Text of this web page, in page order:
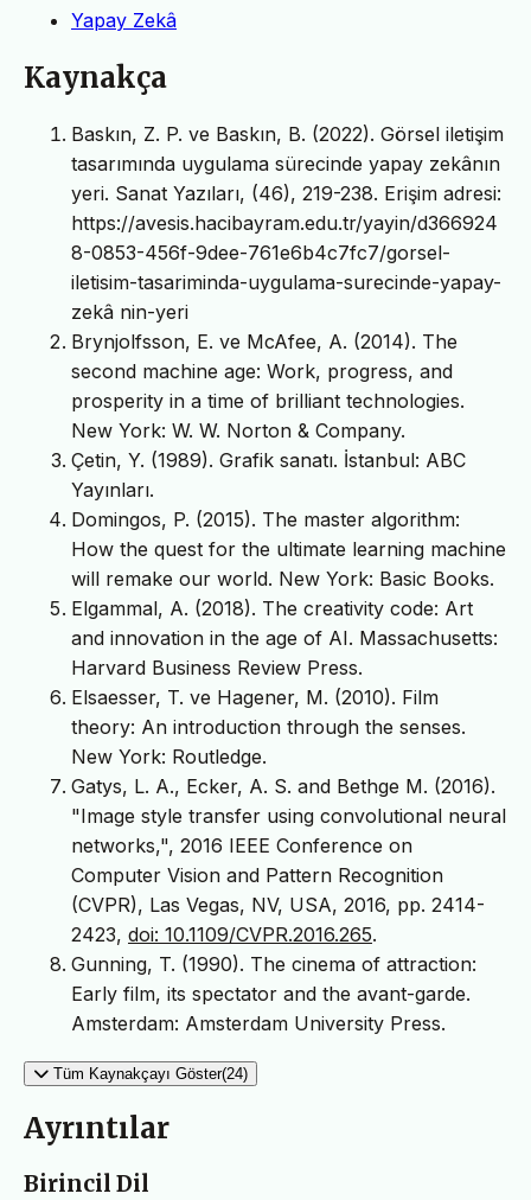
Yapay Zekâ
Kaynakça
Baskın, Z. P. ve Baskın, B. (2022). Görsel iletişim
tasarımında uygulama sürecinde yapay zekânın
yeri. Sanat Yazıları, (46), 219-238. Erişim adresi:
https://avesis.hacibayram.edu.tr/yayin/d366924
8-0853-456f-9dee-761e6b4c7fc7/gorsel-
iletisim-tasariminda-uygulama-surecinde-yapay-
zekâ nin-yeri
Brynjolfsson, E. ve McAfee, A. (2014). The
second machine age: Work, progress, and
prosperity in a time of brilliant technologies.
New York: W. W. Norton & Company.
Çetin, Y. (1989). Grafik sanatı. İstanbul: ABC
Yayınları.
Domingos, P. (2015). The master algorithm:
How the quest for the ultimate learning machine
will remake our world. New York: Basic Books.
Elgammal, A. (2018). The creativity code: Art
and innovation in the age of AI. Massachusetts:
Harvard Business Review Press.
Elsaesser, T. ve Hagener, M. (2010). Film
theory: An introduction through the senses.
New York: Routledge.
Gatys, L. A., Ecker, A. S. and Bethge M. (2016).
"Image style transfer using convolutional neural
networks,", 2016 IEEE Conference on
Computer Vision and Pattern Recognition
(CVPR), Las Vegas, NV, USA, 2016, pp. 2414-
2423, doi: 10.1109/CVPR.2016.265.
Gunning, T. (1990). The cinema of attraction:
Early film, its spectator and the avant-garde.
Amsterdam: Amsterdam University Press.
Tüm Kaynakçayı Göster(24)
Ayrıntılar
Birincil Dil